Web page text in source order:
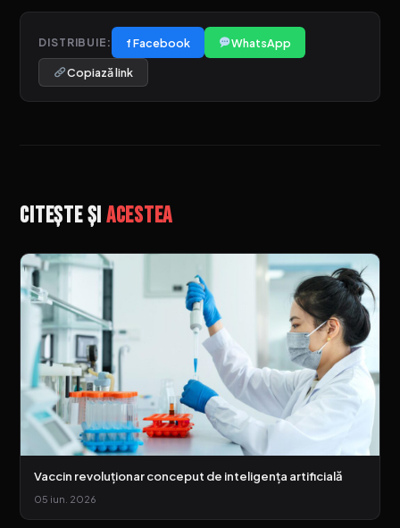
DISTRIBUIE: f Facebook WhatsApp
Copiază link
Citește șiacestea
Vaccin revoluționar conceput de inteligența artificială
05 iun. 2026